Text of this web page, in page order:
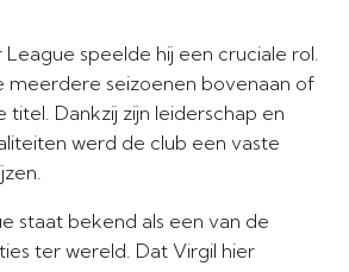
speelde hij een cruciale rol.
meerdere seizoenen bovenaan of
Dankzij zijn leiderschap en
werd de club een vaste
staat bekend als een van de
ter wereld. Dat Virgil hier